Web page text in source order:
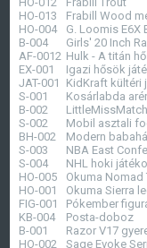
HO-013
Frabill Wood
HO-004
G. Loomis E6X
B-004
Girls' 20 Inch
AF-0012 Hulk - A titán
EX-001
Igazi hősök
JAT-001
KidKraft kültéri
S-001
Kosárlabda
B-002
S-002
Mobil asztali
BH-002
Modern
S-003
NBA East
S-004
NHL hoki
HO-005
Okuma Nomad
HO-001
Okuma Sierra
FIG-001
Pókember
KB-004
Posta-doboz
B-001
Razor V17
HO-002
Sage Evoke